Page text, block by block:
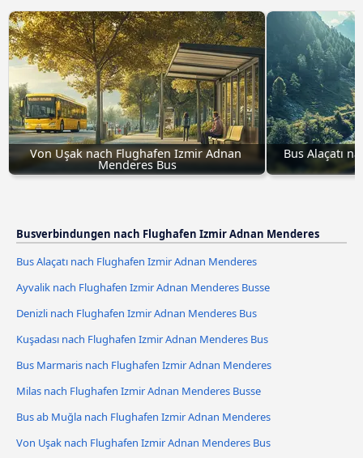
Von Uşak nach Flughafen Izmir Adnan
Menderes Bus
Bus Alaçatı
Busverbindungen nach Flughafen Izmir Adnan Menderes
Bus Alaçatı nach Flughafen Izmir Adnan Menderes
Ayvalik nach Flughafen Izmir Adnan Menderes Busse
Denizli nach Flughafen Izmir Adnan Menderes Bus
Kuşadası nach Flughafen Izmir Adnan Menderes Bus
Bus Marmaris nach Flughafen Izmir Adnan Menderes
Milas nach Flughafen Izmir Adnan Menderes Busse
Bus ab Muğla nach Flughafen Izmir Adnan Menderes
Von Uşak nach Flughafen Izmir Adnan Menderes Bus